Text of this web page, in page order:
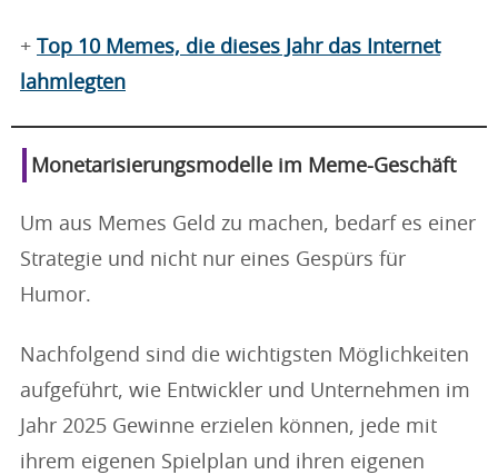
+
Top 10 Memes, die dieses Jahr das Internet
lahmlegten
Monetarisierungsmodelle im Meme-Geschäft
Um aus Memes Geld zu machen, bedarf es einer
Strategie und nicht nur eines Gespürs für
Humor.
Nachfolgend sind die wichtigsten Möglichkeiten
aufgeführt, wie Entwickler und Unternehmen im
Jahr 2025 Gewinne erzielen können, jede mit
ihrem eigenen Spielplan und ihren eigenen